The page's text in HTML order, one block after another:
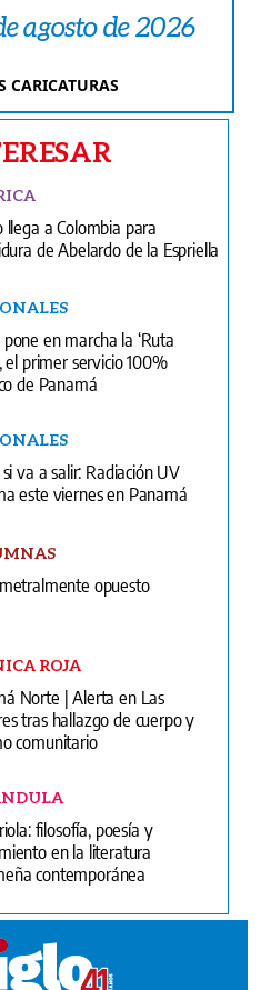
agosto de 2026
CARICATURAS
llega a Colombia para
de Abelardo de la Espriella
en marcha la ‘Ruta
el primer servicio 100%
de Panamá
va a salir: Radiación UV
este viernes en Panamá
opuesto
ROJA
Norte | Alerta en Las
tras hallazgo de cuerpo y
comunitario
filosofía, poesía y
en la literatura
contemporánea